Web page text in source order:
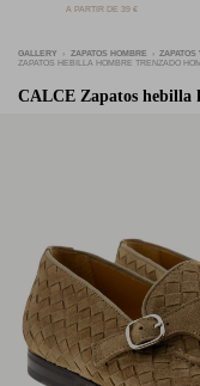
A PARTIR DE 39 €
GALLERY ZAPATOS HOMBRE ZAPATOS
ZAPATOS HEBILLA HOMBRE TRENZADO
CALCE Zapatos hebilla